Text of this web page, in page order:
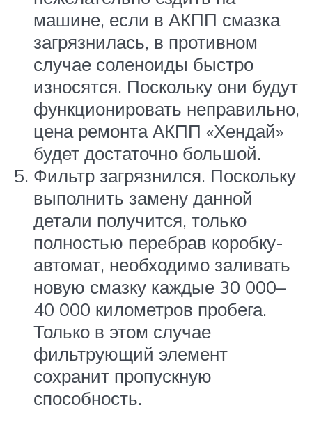
машине, если в АКПП смазка
загрязнилась, в противном
случае соленоиды быстро
износятся. Поскольку они будут
функционировать неправильно,
цена ремонта АКПП «Хендай»
будет достаточно большой.
Фильтр загрязнился. Поскольку
выполнить замену данной
детали получится, только
полностью перебрав коробку-
автомат, необходимо заливать
новую смазку каждые 30 000–
40 000 километров пробега.
Только в этом случае
фильтрующий элемент
сохранит пропускную
способность.